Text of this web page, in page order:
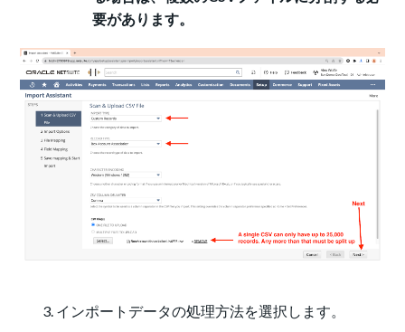
要があります。
インポートデータの処理方法を選択します。